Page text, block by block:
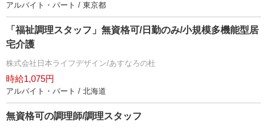
アルバイト・パート / 東京都
「福祉調理スタッフ」無資格可/日勤のみ/小規模多機能型居
宅介護
株式会社日本ライフデザイン/あすなろの杜
時給1,075円
アルバイト・パート / 北海道
無資格可の調理師/調理スタッフ